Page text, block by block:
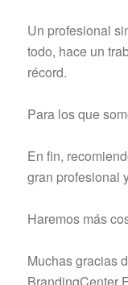
Un profesional
todo, hace un
récord.
Para los que
En fin,
gran profesional
Haremos más
Muchas gracias